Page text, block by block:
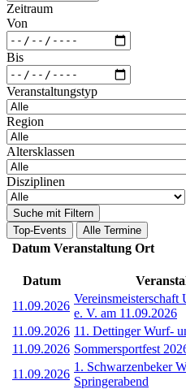
Zeitraum
Von
Bis
Veranstaltungstyp
Region
Altersklassen
Disziplinen
Suche mit Filtern
Top-Events
Alle Termine
Datum Veranstaltung Ort
Datum
11.09.2026
e. V. am 11.09.2026
11.09.2026 11. Dettinger Wurf-
11.09.2026 Sommersportfest
11.09.2026
1. Schwarzenbeker
Springerabend